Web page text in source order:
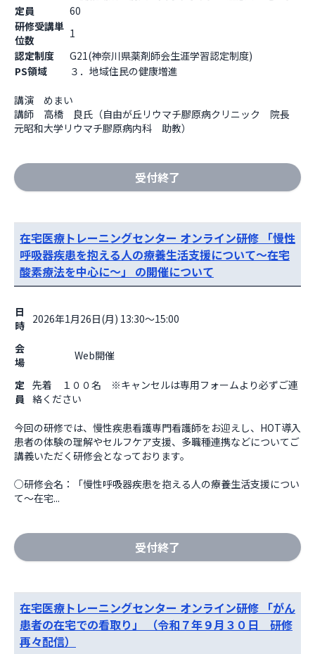
定員
60
研修受講単
位数
1
認定制度
G21(神奈川県薬剤師会生涯学習認定制度)
PS領域
３．地域住民の健康増進
講演　めまい
講師　高橋　良氏（自由が丘リウマチ膠原病クリニック　院長
元昭和大学リウマチ膠原病内科　助教）
受付終了
在宅医療トレーニングセンター オンライン研修 「慢性
呼吸器疾患を抱える人の療養生活支援について～在宅
酸素療法を中心に～」 の開催について
日
時 2026年1月26日(月) 13:30～15:00
会
場
定
員
先着 １００名 ※キャンセルは専用フォームより必ずご連
絡ください
今回の研修では、慢性疾患看護専門看護師をお迎えし、HOT導入
患者の体験の理解やセルフケア支援、多職種連携などについてご
講義いただく研修会となっております。
○研修会名：「慢性呼吸器疾患を抱える人の療養生活支援につい
て～在宅...
受付終了
在宅医療トレーニングセンター オンライン研修 「がん
患者の在宅での看取り」 （令和７年９月３０日 研修
再々配信）